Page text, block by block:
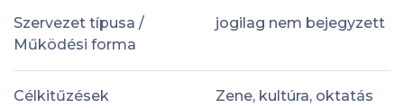
Szervezet típusa /
Működési forma
jogilag nem bejegyzett
Célkitűzések Zene, kultúra, oktatás